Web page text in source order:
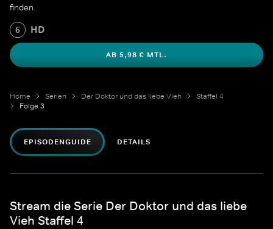
finden.
6 HD
AB 5,98 € MTL.
Home Serien Der Doktor und das liebe Vieh
Staffel 4
Folge 3
EPISODENGUIDE DETAILS
Stream die Serie Der Doktor und das liebe
Vieh Staffel 4